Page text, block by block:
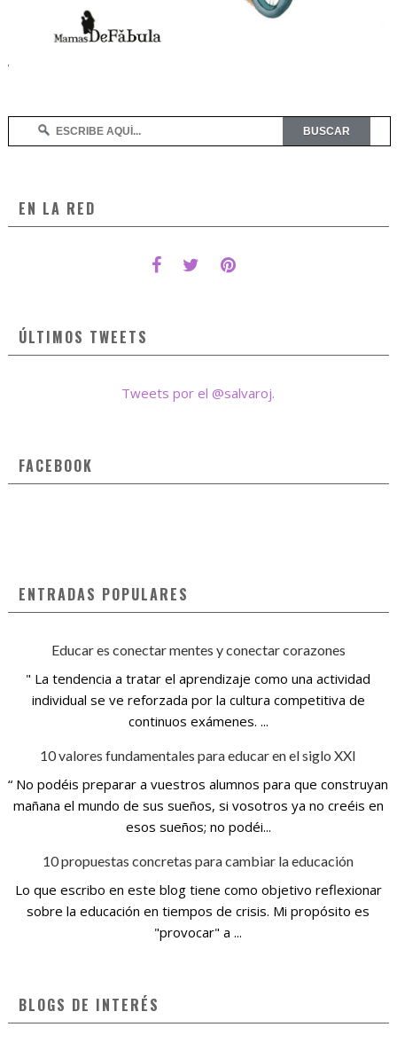
EN LA RED
ÚLTIMOS TWEETS
Tweets por el @salvaroj.
FACEBOOK
ENTRADAS POPULARES
Educar es conectar mentes y conectar corazones
" La tendencia a tratar el aprendizaje como una actividad
individual se ve reforzada por la cultura competitiva de
continuos exámenes. ...
10 valores fundamentales para educar en el siglo XXI
“ No podéis preparar a vuestros alumnos para que construyan
mañana el mundo de sus sueños, si vosotros ya no creéis en
esos sueños; no podéi...
10 propuestas concretas para cambiar la educación
Lo que escribo en este blog tiene como objetivo reflexionar
sobre la educación en tiempos de crisis. Mi propósito es
"provocar" a ...
BLOGS DE INTERÉS